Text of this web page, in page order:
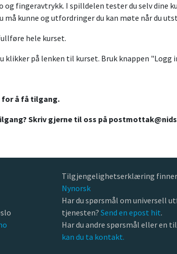
og fingeravtrykk. I spilldelen tester du selv dine
må kunne og utfordringer du kan møte når du
hele kurset.
klikker på lenken til kurset. Bruk knappen "Logg
for å få tilgang.
Skriv gjerne til oss på
Tilgjengelighetserklæring finner
Nynorsk
Har du spørsmål om universell
tjenesten? Send en epost hit.
Har du andre spørsmål eller en
kan du ta kontakt.